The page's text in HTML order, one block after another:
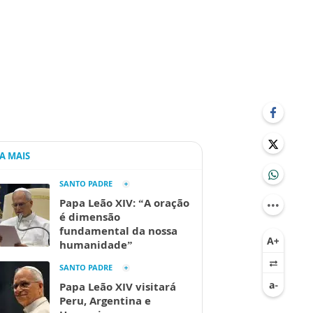
MAIS
SANTO PADRE
Papa Leão XIV: “A oração
é dimensão
fundamental da nossa
humanidade”
SANTO PADRE
Papa Leão XIV visitará
Peru, Argentina e